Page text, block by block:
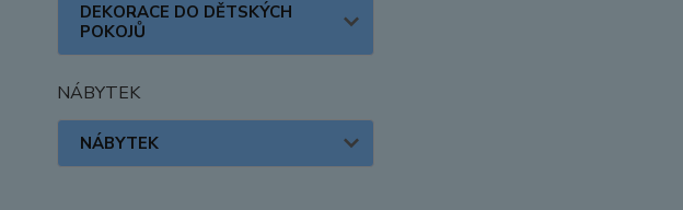
DEKORACE DO DĚTSKÝCH
POKOJŮ
NÁBYTEK
NÁBYTEK